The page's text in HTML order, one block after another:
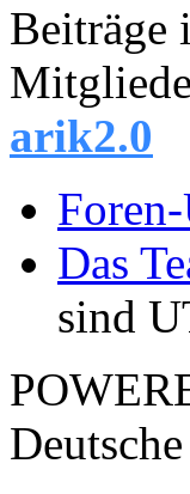
Beiträge
arik2.0
Das
sind